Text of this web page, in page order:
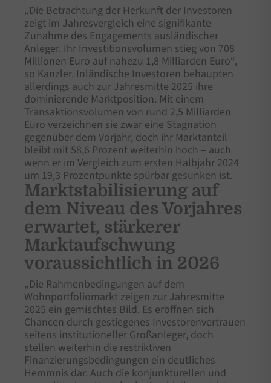
„Die Betrachtung der Herkunft der Investoren
zeigt im Jahresvergleich eine signifikante
Zunahme des Engagements ausländischer
Anleger. Ihr Investitionsvolumen stieg von 708
Millionen Euro auf nahezu 1,8 Milliarden Euro“,
so Kanzler. Inländische Investoren behaupten
allerdings auch zur Jahresmitte 2025 ihre
dominierende Marktposition. Mit einem
Transaktionsvolumen von rund 2,5 Milliarden
Euro verzeichnen sie zwar eine Stagnation
gegenüber dem Vorjahr, doch ihr Marktanteil
bleibt mit 58,6 Prozent weiterhin hoch – auch
wenn er im Vergleich zum ersten Halbjahr 2024
um 19,3 Prozentpunkte spürbar gesunken ist.
Marktstabilisierung auf
dem Niveau des Vorjahres
erwartet, stärkerer
Marktaufschwung
voraussichtlich in 2026
„Die Rahmenbedingungen auf dem
Wohnportfoliomarkt zeigen zur Jahresmitte
2025 ein gemischtes Bild. Es eröffnen sich
Chancen durch gestiegenes Investorenvertrauen
seitens institutioneller Großanleger, doch
stellen weiterhin die restriktiven
Finanzierungsbedingungen ein deutliches
Hemmnis dar. Auch die konjunkturellen und